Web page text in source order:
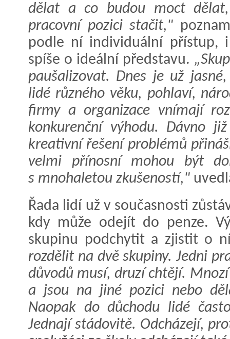
dělat a co budou moct
pracovní pozici stačit,"
podle ní individuální přístup,
spíše o ideální představu.
paušalizovat. Dnes je už
lidé různého věku, pohlaví,
firmy a organizace vnímají
konkurenční výhodu. Dávno
kreativní řešení problémů
velmi přínosní mohou být
s mnohaletou zkušeností,"
Řada lidí už v současnosti
kdy může odejít do penze.
skupinu podchytit a zjistit o
rozdělit na dvě skupiny. Jedni
důvodů musí, druzí chtějí.
a jsou na jiné pozici nebo
Naopak do důchodu lidé
Jednají stádovitě. Odcházejí,